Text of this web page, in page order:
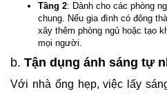
Tầng 2: Dành cho các phòng
chung. Nếu gia đình có đông
xây thêm phòng ngủ hoặc tạo
mọi người.
b. Tận dụng ánh sáng tự
Với nhà ống hẹp, việc lấy